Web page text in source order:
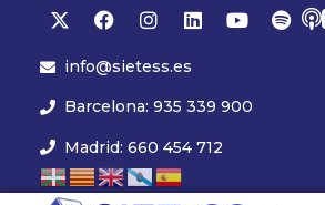
info@sietess.es
Barcelona: 935 339 900
Madrid: 660 454 712